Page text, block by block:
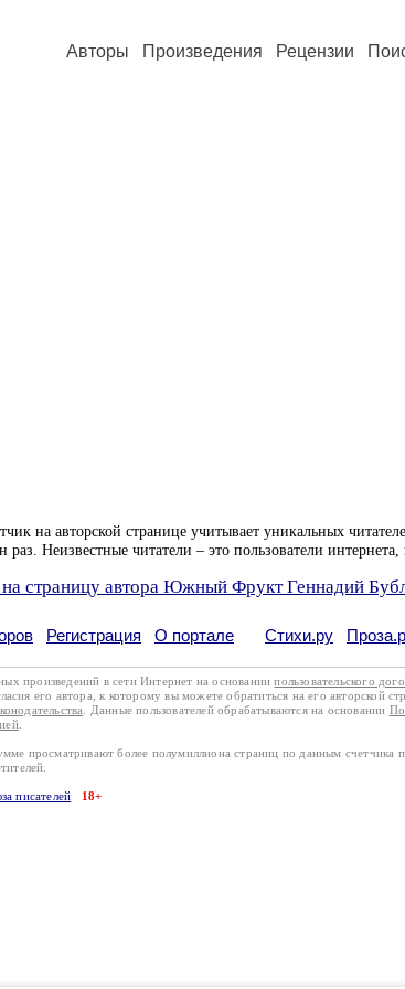
Авторы Произведения Рецензии
на авторской странице учитывает уникальных
Неизвестные читатели – это пользователи
страницу автора Южный Фрукт Геннадий
Регистрация О портале Стихи.ру
произведений в сети Интернет на основаниипользовательского
его автора, к которому вы можете обратиться на его авторской
. Данные пользователей обрабатываются на основании
.
просматривают более полумиллиона страниц по данным счетчика
писателей 18+